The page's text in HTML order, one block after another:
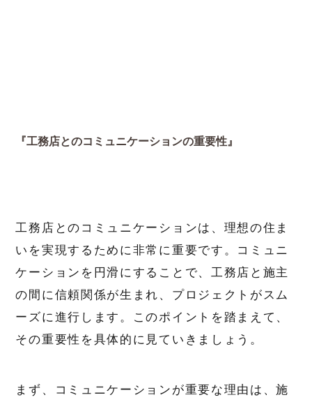
『工務店とのコミュニケーションの重要性』
工務店とのコミュニケーションは、理想の住ま
いを実現するために非常に重要です。コミュニ
ケーションを円滑にすることで、工務店と施主
の間に信頼関係が生まれ、プロジェクトがスム
ーズに進行します。このポイントを踏まえて、
その重要性を具体的に見ていきましょう。
まず、コミュニケーションが重要な理由は、施